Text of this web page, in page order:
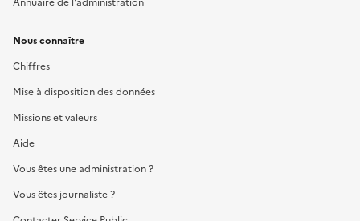
Nous connaître
Chiffres
Mise à disposition des données
Missions et valeurs
Aide
Vous êtes une administration ?
Vous êtes journaliste ?